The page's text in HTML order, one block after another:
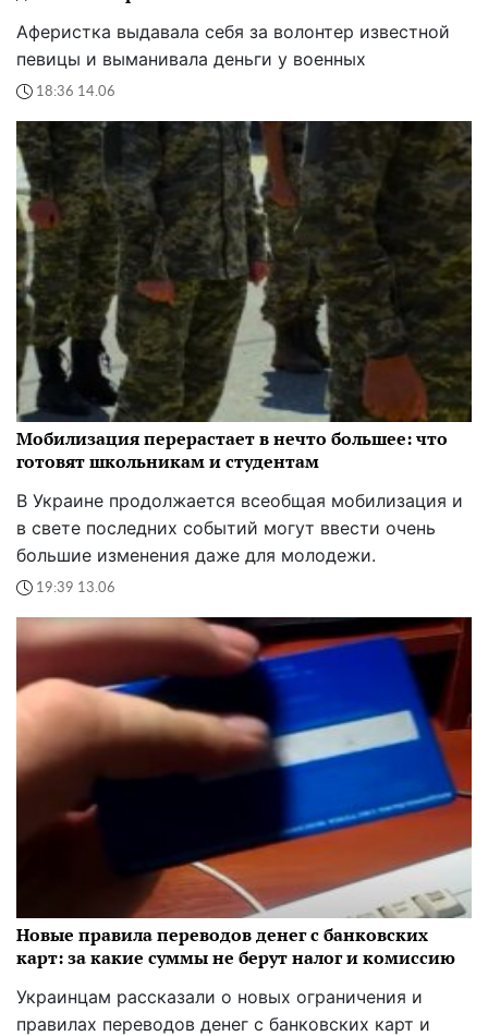
Аферистка выдавала себя за волонтер известной
певицы и выманивала деньги у военных
18:36 14.06
Мобилизация перерастает в нечто большее: что
готовят школьникам и студентам
В Украине продолжается всеобщая мобилизация и
в свете последних событий могут ввести очень
большие изменения даже для молодежи.
19:39 13.06
Новые правила переводов денег с банковских
карт: за какие суммы не берут налог и комиссию
Украинцам рассказали о новых ограничения и
правилах переводов денег с банковских карт и